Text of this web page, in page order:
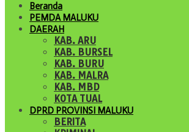
Beranda
PEMDA MALUKU
DAERAH
KAB. ARU
KAB. BURSEL
KAB. BURU
KAB. MALRA
KAB. MBD
KOTA TUAL
DPRD PROVINSI MALUKU
BERITA